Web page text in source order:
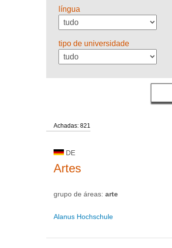
língua
tipo de universidade
Achadas: 821
DE
Artes
grupo de áreas: arte
Alanus Hochschule